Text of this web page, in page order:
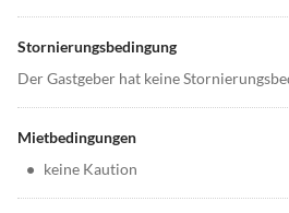
Stornierungsbedingung
Der Gastgeber hat keine
Mietbedingungen
• keine Kaution